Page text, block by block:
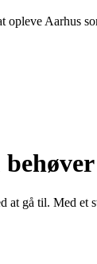
Aarhus
gå til. Med